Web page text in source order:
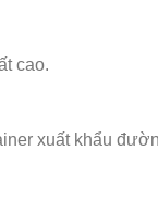
cao.
xuất khẩu